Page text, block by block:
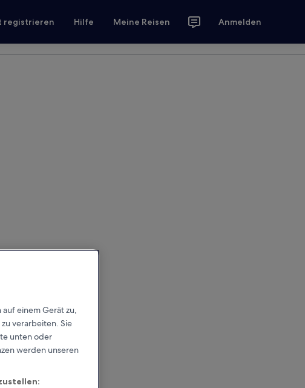
registrieren Hilfe Meine Reisen Anmelden
einem Gerät zu,
verarbeiten. Sie
unten oder
werden unseren